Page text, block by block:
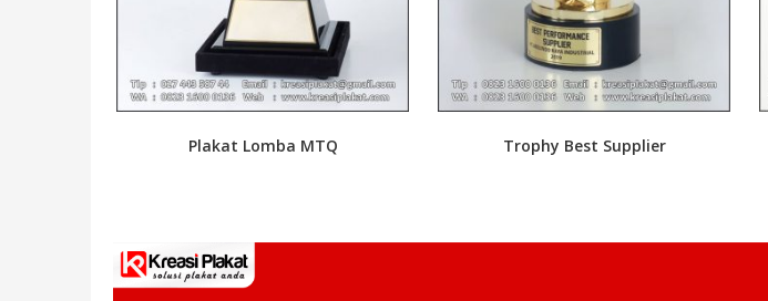
Plakat Lomba MTQ Trophy Best Supplier